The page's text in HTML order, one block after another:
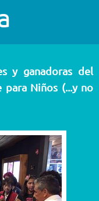
y ganadoras del
para Niños (...y no